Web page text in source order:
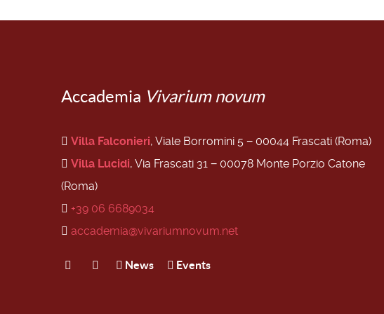
Accademia Vivarium novum
Villa Falconieri, Viale Borromini 5 − 00044 Frascati (Roma)
Villa Lucidi, Via Frascati 31 − 00078 Monte Porzio Catone
(Roma)
+39 06 6689034
accademia@vivariumnovum.net
News Events